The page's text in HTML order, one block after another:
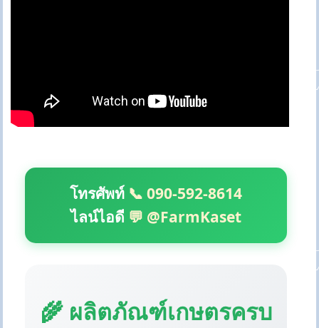
โทรศัพท์ 📞 090-592-8614
ไลน์ไอดี 💬 @FarmKaset
🌾 ผลิตภัณฑ์เกษตรครบ